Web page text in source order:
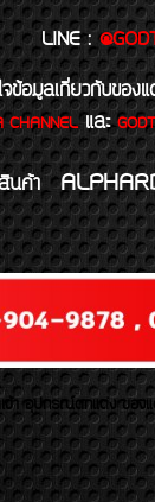
LINE :
ข้อมูลเกี่ยวกับของ
CHANNELและ
นค้า
า อุปกรณ์ตกแต่ง ของ